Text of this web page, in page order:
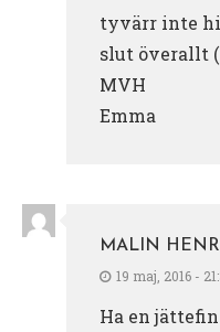
tyvärr inte
slut överallt
MVH
Emma
MALIN
19 maj, 2016 -
Ha en